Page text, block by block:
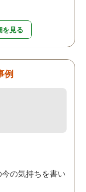
を見る
例
の気持ちを書い